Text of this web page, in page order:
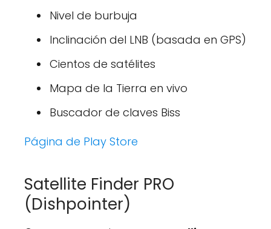
Nivel de burbuja
Inclinación del LNB (basada en GPS)
Cientos de satélites
Mapa de la Tierra en vivo
Buscador de claves Biss
Página de Play Store
Satellite Finder PRO
(Dishpointer)